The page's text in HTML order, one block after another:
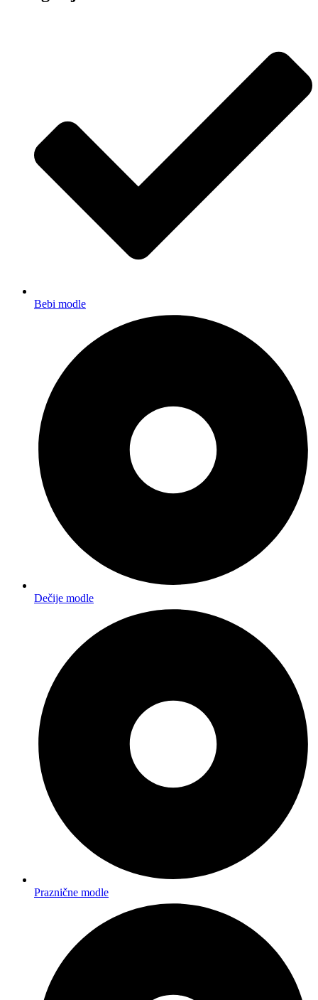
Bebi modle
Dečije modle
Praznične modle